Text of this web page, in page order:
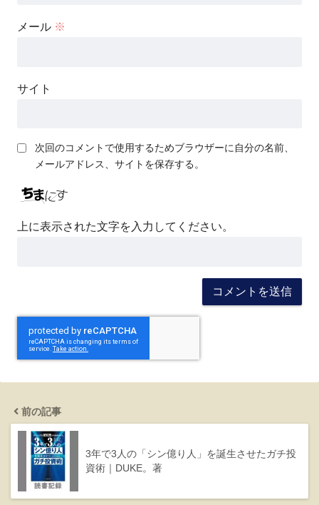
メール ※
サイト
次回のコメントで使用するためブラウザーに自分の名前、
メールアドレス、サイトを保存する。
上に表示された文字を入力してください。
前の記事
3年で3人の「シン億り人」を誕生させたガチ投
資術｜DUKE。著